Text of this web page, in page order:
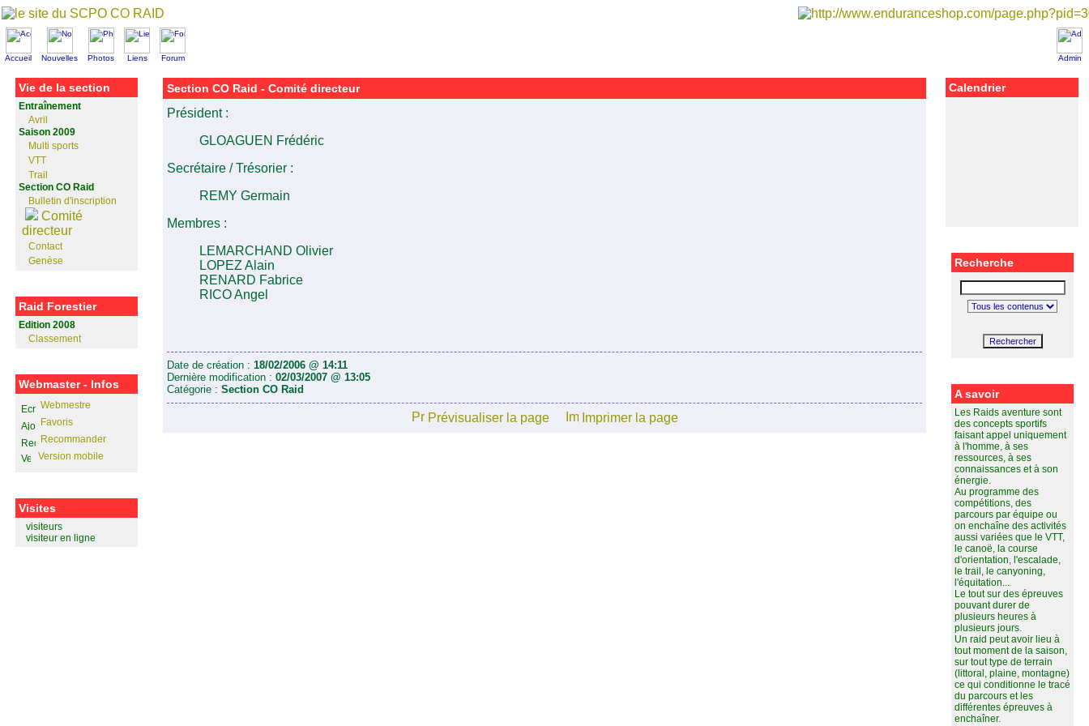
Accueil Nouvelles Photos Liens Forum Admin
Vie de la section
Entraînement
Avril
Saison 2009
Multi sports
VTT
Trail
Section CO Raid
Bulletin d'inscription
Comité
directeur
Contact
Genèse
Raid Forestier
Edition 2008
Classement
Webmaster - Infos
Webmestre
Favoris
Recommander
Version mobile
Visites
visiteurs
visiteur en ligne
Section CO Raid - Comité directeur
Président :
GLOAGUEN Frédéric
Secrétaire / Trésorier :
REMY Germain
Membres :
LEMARCHAND Olivier
LOPEZ Alain
RENARD Fabrice
RICO Angel
Date de création : 18/02/2006 @ 14:11
Dernière modification : 02/03/2007 @ 13:05
Catégorie : Section CO Raid
Prévisualiser la page Imprimer la page
Calendrier
Recherche
A savoir
Les Raids aventure sont
des concepts sportifs
faisant appel uniquement
à l'homme, à ses
ressources, à ses
connaissances et à son
énergie.
Au programme des
compétitions, des
parcours par équipe ou
on enchaîne des activités
aussi variées que le VTT,
le canoë, la course
d'orientation, l'escalade,
le trail, le canyoning,
l'équitation...
Le tout sur des épreuves
pouvant durer de
plusieurs heures à
plusieurs jours.
Un raid peut avoir lieu à
tout moment de la saison,
sur tout type de terrain
(littoral, plaine, montagne)
ce qui conditionne le tracé
du parcours et les
différentes épreuves à
enchaîner.